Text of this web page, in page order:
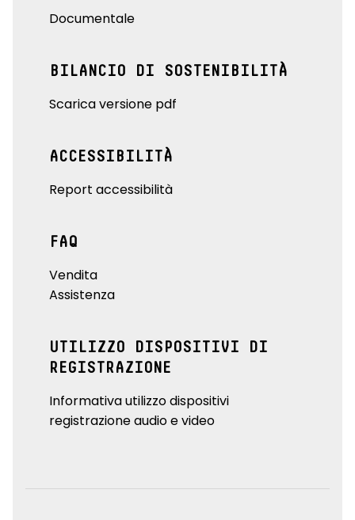
Documentale
BILANCIO DI SOSTENIBILITÀ
Scarica versione pdf
ACCESSIBILITÀ
Report accessibilità
FAQ
Vendita
Assistenza
UTILIZZO DISPOSITIVI DI
REGISTRAZIONE
Informativa utilizzo dispositivi
registrazione audio e video